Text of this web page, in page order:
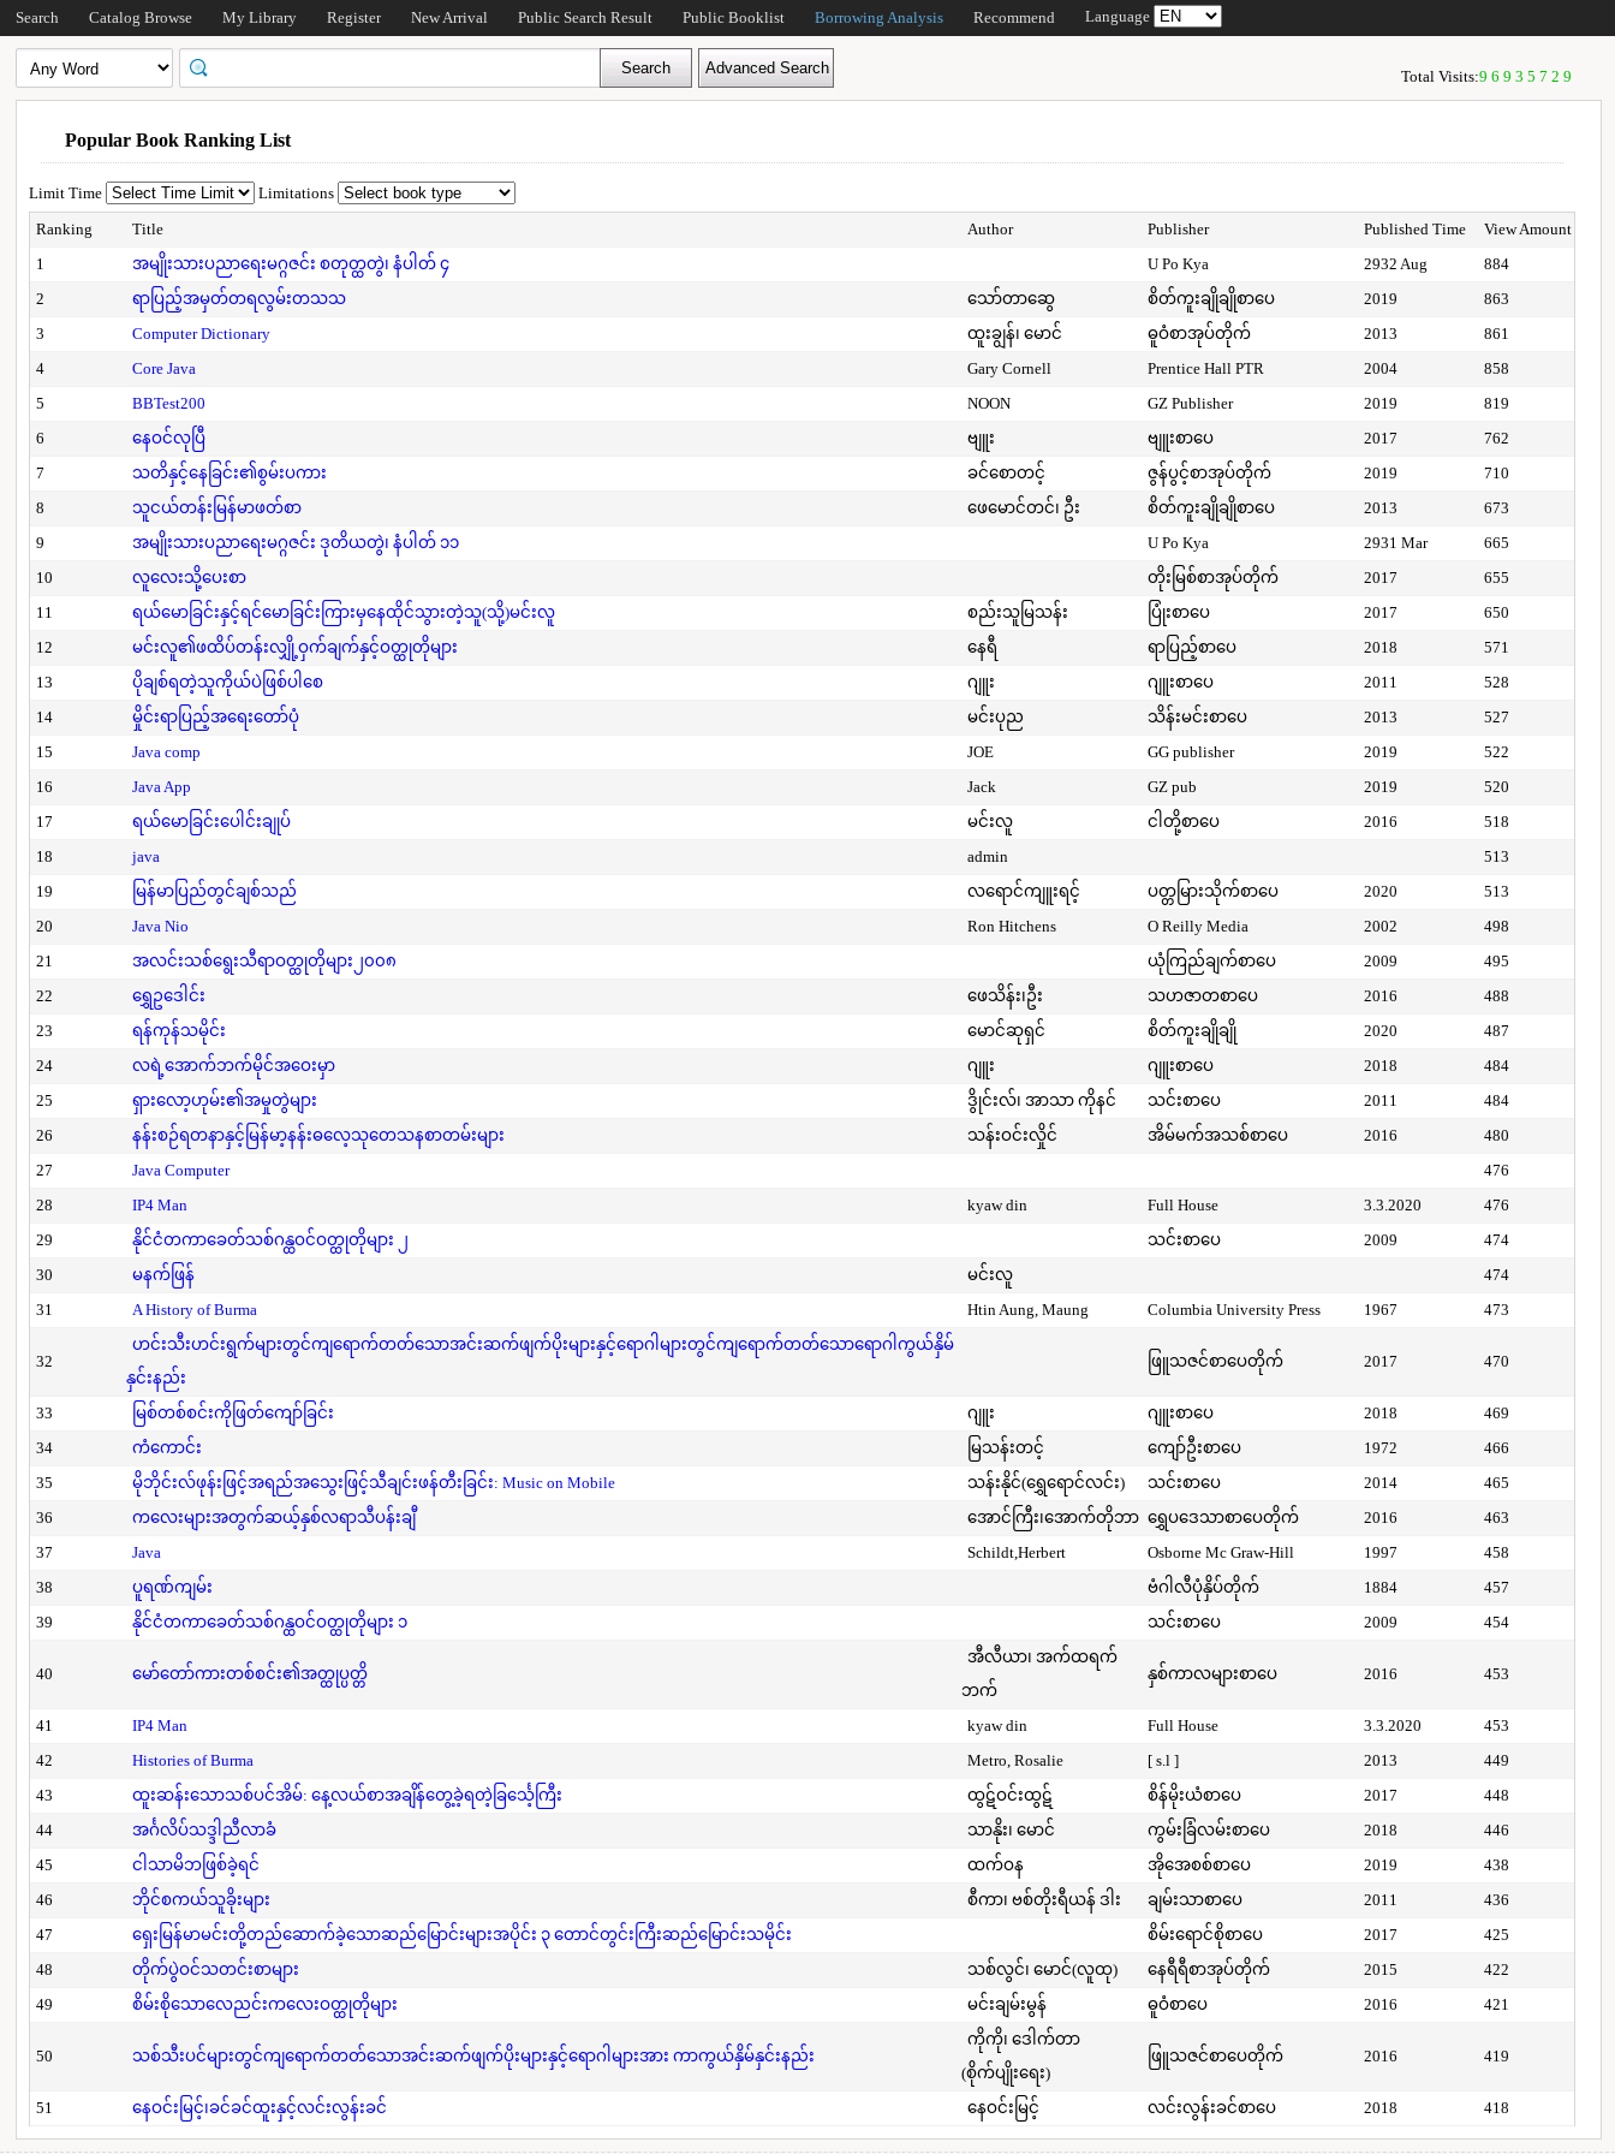
Search Catalog Browse My Library Register New Arrival Public Search Result Public Booklist Borrowing Analysis Recommend Language
Total Visits:96935729
Popular Book Ranking List
Limit Time
Limitations
Ranking
Title Author Publisher Published Time
View Amount
1
အမျိုးသားပညာရေးမဂ္ဂဇင်း စတုတ္ထတွဲ၊ နံပါတ် ၄ U Po Kya 2932 Aug
884
2
ရာပြည့်အမှတ်တရလွမ်းတသသ သော်တာဆွေ စိတ်ကူးချိုချိုစာပေ 2019
863
3
Computer Dictionary ထူးချွန်၊ မောင် ဓူဝံစာအုပ်တိုက် 2013
861
4
Core Java Gary Cornell Prentice Hall PTR 2004
858
5
BBTest200 NOON GZ Publisher 2019
819
6
နေဝင်လုပြီ ဗျူး ဗျူးစာပေ 2017
762
7
သတိနှင့်နေခြင်း၏စွမ်းပကား ခင်စောတင့် ဇွန်ပွင့်စာအုပ်တိုက် 2019
710
8
သူငယ်တန်းမြန်မာဖတ်စာ ဖေမောင်တင်၊ ဦး စိတ်ကူးချိုချိုစာပေ 2013
673
9
အမျိုးသားပညာရေးမဂ္ဂဇင်း ဒုတိယတွဲ၊ နံပါတ် ၁၁ U Po Kya 2931 Mar
665
10
လူလေးသို့ပေးစာ တိုးမြစ်စာအုပ်တိုက် 2017
655
11
ရယ်မောခြင်းနှင့်ရင်မောခြင်းကြားမှနေထိုင်သွားတဲ့သူ(သို့)မင်းလူ စည်းသူမြသန်း ပြုံးစာပေ 2017
650
12
မင်းလူ၏ဖထိပ်တန်းလျှို့ဝှက်ချက်နှင့်ဝတ္ထုတိုများ နေရီ ရာပြည့်စာပေ 2018
571
13
ပိုချစ်ရတဲ့သူကိုယ်ပဲဖြစ်ပါစေ ဂျူး ဂျူးစာပေ 2011
528
14
မှိုင်းရာပြည့်အရေးတော်ပုံ မင်းပုည သိန်းမင်းစာပေ 2013
527
15
Java comp JOE GG publisher 2019
522
16
Java App Jack GZ pub 2019
520
17
ရယ်မောခြင်းပေါင်းချုပ် မင်းလူ ငါတို့စာပေ 2016
518
18
java admin
513
19
မြန်မာပြည်တွင်ချစ်သည် လရောင်ကျူးရင့် ပတ္တမြားသိုက်စာပေ 2020
513
20
Java Nio Ron Hitchens O Reilly Media 2002
498
21
အလင်းသစ်ရွေးသီရာဝတ္ထုတိုများ၂၀၀၈ ယုံကြည်ချက်စာပေ 2009
495
22
ရွှေဥဒေါင်း ဖေသိန်း၊ဦး သဟဇာတစာပေ 2016
488
23
ရန်ကုန်သမိုင်း မောင်ဆုရှင် စိတ်ကူးချိုချို 2020
487
24
လရဲ့အောက်ဘက်မိုင်အဝေးမှာ ဂျူး ဂျူးစာပေ 2018
484
25
ရှားလော့ဟုမ်း၏အမှုတွဲများ ဒွိုင်းလ်၊ အာသာ ကိုနင် သင်းစာပေ 2011
484
26
နန်းစဉ်ရတနာနှင့်မြန်မာ့နန်းဓလေ့သုတေသနစာတမ်းများ သန်းဝင်းလှိုင် အိမ်မက်အသစ်စာပေ 2016
480
27
Java Computer
476
28
IP4 Man kyaw din Full House 3.3.2020
476
29
နိုင်ငံတကာခေတ်သစ်ဂန္ထဝင်ဝတ္ထုတိုများ ၂ သင်းစာပေ 2009
474
30
မနက်ဖြန် မင်းလူ
474
31
A History of Burma Htin Aung, Maung Columbia University Press 1967 473
32
ဟင်းသီးဟင်းရွက်များတွင်ကျရောက်တတ်သောအင်းဆက်ဖျက်ပိုးများနှင့်ရောဂါများတွင်ကျရောက်တတ်သောရောဂါကွယ်နှိမ်
နှင်းနည်း
ဖြူသဇင်စာပေတိုက် 2017 470
33 မြစ်တစ်စင်းကိုဖြတ်ကျော်ခြင်း ဂျူး ဂျူးစာပေ 2018
469
34
ကံကောင်း မြသန်းတင့် ကျော်ဦးစာပေ 1972
466
35
မိုဘိုင်းလ်ဖုန်းဖြင့်အရည်အသွေးဖြင့်သီချင်းဖန်တီးခြင်း: Music on Mobile သန်းနိုင်(ရွှေရောင်လင်း) သင်းစာပေ 2014
465
36
ကလေးများအတွက်ဆယ့်နှစ်လရာသီပန်းချီ အောင်ကြီး၊အောက်တိုဘာ ရွှေပဒေသာစာပေတိုက် 2016
463
37
Java Schildt,Herbert Osborne Mc Graw-Hill 1997
458
38
ပူရဏ်ကျမ်း ဗံဂါလီပုံနှိပ်တိုက် 1884
457
39
နိုင်ငံတကာခေတ်သစ်ဂန္ထဝင်ဝတ္ထုတိုများ ၁ သင်းစာပေ 2009 454
40 မော်တော်ကားတစ်စင်း၏အတ္ထုပ္ပတ္တိ
အီလီယာ၊ အက်ထရက်
ဘက်
နှစ်ကာလများစာပေ 2016 453
41 IP4 Man kyaw din Full House 3.3.2020
453
42
Histories of Burma Metro, Rosalie [ s.l ] 2013
449
43
ထူးဆန်းသောသစ်ပင်အိမ်: နေ့လယ်စာအချိန်တွေ့ခဲ့ရတဲ့ခြင်္သေ့ကြီး ထွဋ်ဝင်းထွဋ် စိန်မိုးယံစာပေ 2017
448
44
အင်္ဂလိပ်သဒ္ဒါညီလာခံ သာနိုး၊ မောင် ကွမ်းခြံလမ်းစာပေ 2018
446
45
ငါသာမိဘဖြစ်ခဲ့ရင် ထက်ဝန အိုအေစစ်စာပေ 2019
438
46
ဘိုင်စကယ်သူခိုးများ စီကာ၊ ဗစ်တိုးရီယန် ဒါး ချမ်းသာစာပေ 2011
436
47
ရှေးမြန်မာမင်းတို့တည်ဆောက်ခဲ့သောဆည်မြောင်းများအပိုင်း ၃ တောင်တွင်းကြီးဆည်မြောင်းသမိုင်း စိမ်းရောင်စိုစာပေ 2017
425
48
တိုက်ပွဲဝင်သတင်းစာများ သစ်လွင်၊ မောင်(လူထု) နေရီရီစာအုပ်တိုက် 2015
422
49
စိမ်းစိုသောလေညင်းကလေးဝတ္ထုတိုများ မင်းချမ်းမွန် ဓူဝံစာပေ 2016 421
50 သစ်သီးပင်များတွင်ကျရောက်တတ်သောအင်းဆက်ဖျက်ပိုးများနှင့်ရောဂါများအား ကာကွယ်နှိမ်နှင်းနည်း
ကိုကို၊ ဒေါက်တာ
(စိုက်ပျိုးရေး)
ဖြူသဇင်စာပေတိုက် 2016 419
51 နေဝင်းမြင့်၊ခင်ခင်ထူးနှင့်လင်းလွန်းခင် နေဝင်းမြင့် လင်းလွန်းခင်စာပေ 2018 418